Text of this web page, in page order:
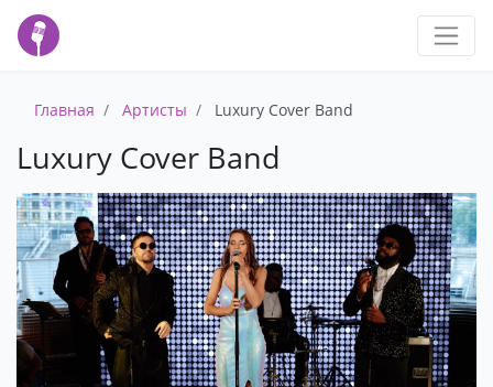
Главная Артисты Luxury Cover Band
Luxury Cover Band